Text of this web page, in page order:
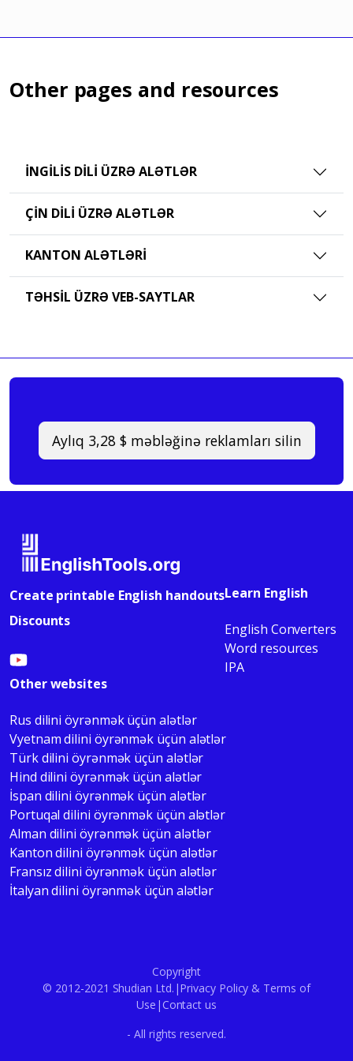
Other pages and resources
İNGILIS DILI ÜZRƏ ALƏTLƏR
ÇIN DILI ÜZRƏ ALƏTLƏR
KANTON ALƏTLƏRI
TƏHSIL ÜZRƏ VEB-SAYTLAR
Aylıq 3,28 $ məbləğinə reklamları silin
Create printable English handouts
Discounts
Learn English
English Converters
Word resources
IPA
Other websites
Rus dilini öyrənmək üçün alətlər
Vyetnam dilini öyrənmək üçün alətlər
Türk dilini öyrənmək üçün alətlər
Hind dilini öyrənmək üçün alətlər
İspan dilini öyrənmək üçün alətlər
Portuqal dilini öyrənmək üçün alətlər
Alman dilini öyrənmək üçün alətlər
Kanton dilini öyrənmək üçün alətlər
Fransız dilini öyrənmək üçün alətlər
İtalyan dilini öyrənmək üçün alətlər
Copyright
© 2012-2021 Shudian Ltd.|Privacy Policy & Terms of
Use | Contact us
- All rights reserved.